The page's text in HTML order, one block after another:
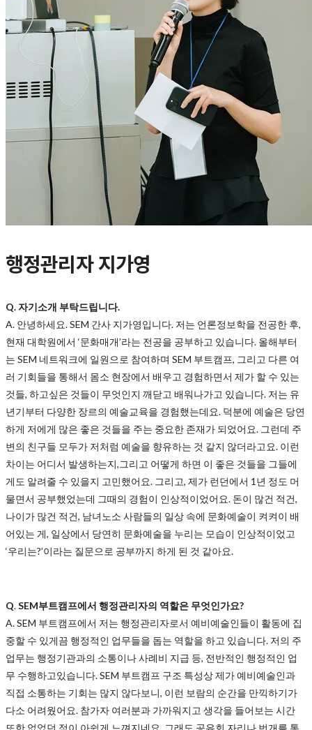
행정관리자 지가영
Q. 자기소개 부탁드립니다.
A. 안녕하세요. SEM 간사 지가영입니다. 저는 언론정보학을 전공한 후,
현재 대학원에서 ‘문화매개’라는 전공을 공부하고 있습니다. 올해부터
는 SEM 네트워크에 일원으로 참여하며 SEM 부트캠프, 그리고 다른 여
러 기회들을 통해서 몸소 현장에서 배우고 경험하면서 제가 할 수 있는
것들, 하고싶은 것들이 무엇인지 깨닫고 배워나가고 있습니다. 저는 유
년기부터 다양한 장르의 예술교육을 경험했는데요. 덕분에 예술은 당연
하게 저에게 많은 좋은 것들을 주는 중요한 존재가 되었어요. 그런데 주
변의 친구들 모두가 저처럼 예술을 향유하는 것 같지 않더라고요. 이런
차이는 어디서 발생하는지,그리고 어떻게 하면 이 좋은 것들을 그들에
게도 알려줄 수 있을지 고민했어요. 그리고, 제가 런던에서 1년 정도 머
물면서 공부했었는데 그때의 경험이 인상적이었어요. 돈이 많건 적건,
나이가 많건 적건, 남녀노소 사람들의 일상 속에 문화예술이 켜켜이 배
어있는 게, 일상에서 당연히 문화예술을 누리는 모습이 인상적이었고
‘우리는?’이라는 질문으로 공부까지 하게 된 것 같아요.
Q.SEM부트캠프에서 행정관리자의 역할은 무엇인가요?
A.SEM 부트캠프에서 저는 행정관리자로서 예비예술인들이 활동에 집
중할 수 있게끔 행정적인 업무들을 돕는 역할을 하고 있습니다. 저의 주
업무는 행정기관과의 소통이나 사례비 지급 등, 전반적인 행정적인 업
무 수행하고있습니다. SEM 부트캠프 구조 특성상 제가 예비예술인과
직접 소통하는 기회는 많지 않다보니, 이런 보람의 순간을 만끽하기가
다소 어려웠어요. 참가자 여러분과 가까워지고 생각을 들어보는 시간